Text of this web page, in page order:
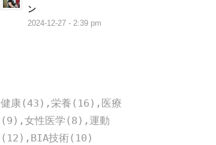
ン
2024-12-27 - 2:39 pm
健康(43),栄養(16),医療
(9),女性医学(8),運動
(12),BIA技術(10)